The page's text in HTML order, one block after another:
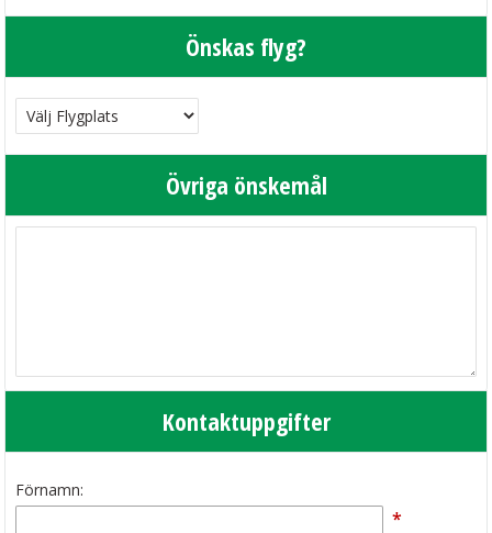
Önskas flyg?
Övriga önskemål
Kontaktuppgifter
Förnamn:
*